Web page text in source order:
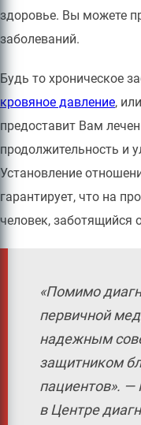
здоровье. Вы можете
заболеваний.
Будь то хроническое
кровяное давление,
предоставит Вам
продолжительность и
Установление
гарантирует, что на
человек, заботящийся
«Помимо
первичной
надежным
защитником
пациентов».
в Центре